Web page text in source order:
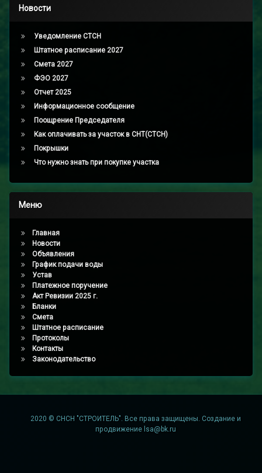
Новости
Уведомление СТСН
Штатное расписание 2027
Смета 2027
ФЭО 2027
Отчет 2025
Информационное сообщение
Поощрение Председателя
Как оплачивать за участок в СНТ(СТСН)
Покрышки
Что нужно знать при покупке участка
Меню
Главная
Новости
Объявления
График подачи воды
Устав
Платежное поручение
Акт Ревизии 2025 г.
Бланки
Смета
Штатное расписание
Протоколы
Контакты
Законодательство
2020 © СНСН "СТРОИТЕЛЬ". Все права защищены. Создание и
продвижение lsa@bk.ru